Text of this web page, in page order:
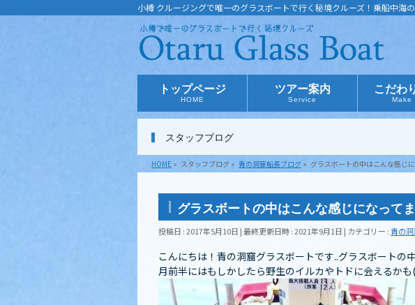
小樽 クルージングで唯一のグラスボートで行く秘境クルーズ！乗船中海
トップページ
HOME
ツアー案内
Service
こだわ
Make
スタッフブログ
HOME » スタッフブログ » 青の洞窟船長ブログ » グラスボートの中はこんな感じ
グラスボートの中はこんな感じになって
投稿日 : 2017年5月10日 最終更新日時 : 2021年9月1日 カテゴリー :青の
こんにちは！青の洞窟グラスボートです..グラスボートの
月前半にはもしかしたら野生のイルカやトドに会えるか